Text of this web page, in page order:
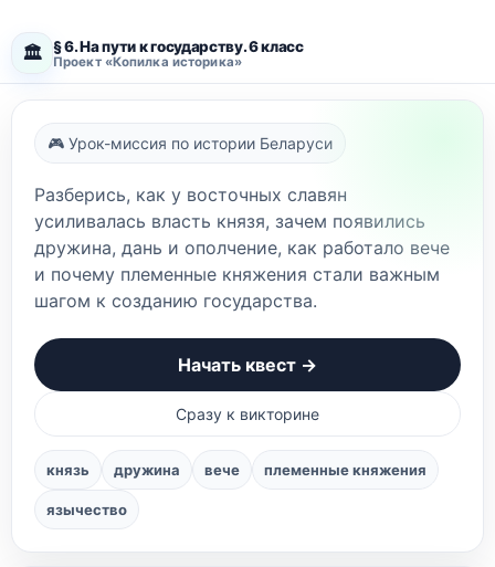
🏛️ § 6. На пути к государству. 6 класс
Проект «Копилка историка»
🎮 Урок-миссия по истории Беларуси
Разберись, как у восточных славян
усиливалась власть князя, зачем появились
дружина, дань и ополчение, как работало вече
и почему племенные княжения стали важным
шагом к созданию государства.
Начать квест →
Сразу к викторине
князь дружина вече племенные княжения
язычество